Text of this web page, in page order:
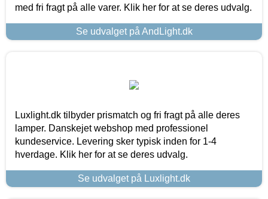
med fri fragt på alle varer. Klik her for at se deres udvalg.
Se udvalget på AndLight.dk
Luxlight.dk tilbyder prismatch og fri fragt på alle deres
lamper. Danskejet webshop med professionel
kundeservice. Levering sker typisk inden for 1-4
hverdage. Klik her for at se deres udvalg.
Se udvalget på Luxlight.dk